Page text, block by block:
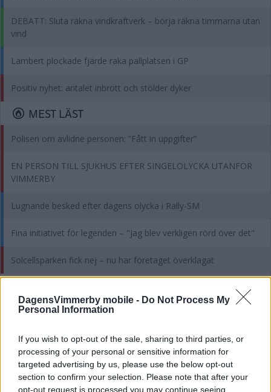
DagensVimmerby mobile - Do Not Process My
Personal Information
If you wish to opt-out of the sale, sharing to third parties, or
processing of your personal or sensitive information for
targeted advertising by us, please use the below opt-out
section to confirm your selection. Please note that after your
opt-out request is processed you may continue seeing
DEBATT: Sluta räkna vindkraftverk – börja räkna timmarna utan
vind
Lambert plockade fjärde raka pallplatsen i GP
Positiv nyhet: antalet inbrott och stölder dyker
MEST LÄST
Polisen om avlidne personen: ”Fått in uppgifter”
EN PERSON TILL SJUKHUS EFTER SINGELOLYCKA UTANFÖR
VIMMERBY
Lugnande besked efter dagens olycka i Rally-SM
Fina initiativet för legenden – "Jag blev verkligen rörd över det"
Solcellsparken fick nej – nu har företaget överklagat
Hampus och Theo vill skapa en EPA-slinga i Vimmerby: "Lär inte
Kommunens avrådan från bad består – då görs nästa kontroll
DEBATT: Sverige har inte råd med ålderism